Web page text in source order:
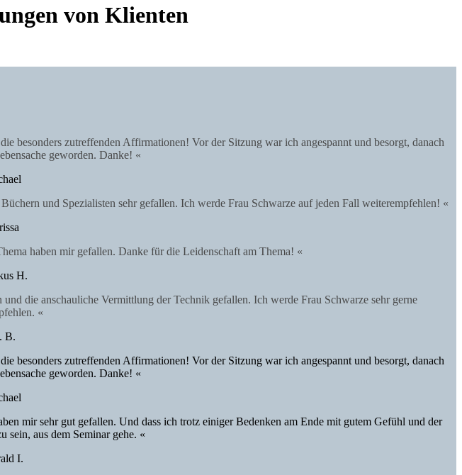
von Klienten
besonders zutreffenden Affirmationen! Vor der Sitzung war ich angespannt und besorgt, danach
geworden. Danke! «
und Spezialisten sehr gefallen. Ich werde Frau Schwarze auf jeden Fall weiterempfehlen! «
haben mir gefallen. Danke für die Leidenschaft am Thema! «
H.
die anschauliche Vermittlung der Technik gefallen. Ich werde Frau Schwarze sehr gerne
«
B.
besonders zutreffenden Affirmationen! Vor der Sitzung war ich angespannt und besorgt, danach
geworden. Danke! «
mir sehr gut gefallen. Und dass ich trotz einiger Bedenken am Ende mit gutem Gefühl und der
sein, aus dem Seminar gehe. «
I.